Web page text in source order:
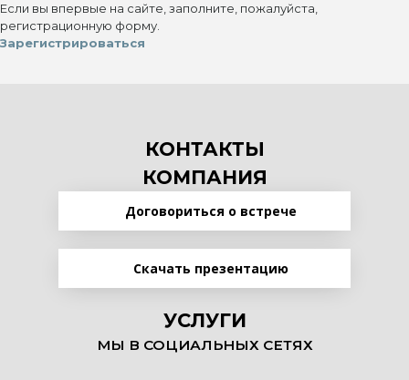
Если вы впервые на сайте, заполните, пожалуйста,
регистрационную форму.
Зарегистрироваться
КОНТАКТЫ
КОМПАНИЯ
Договориться о встрече
Скачать презентацию
УСЛУГИ
МЫ В СОЦИАЛЬНЫХ СЕТЯХ